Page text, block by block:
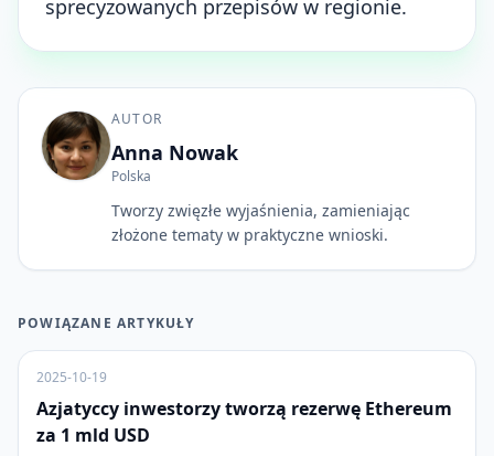
sprecyzowanych przepisów w regionie.
AUTOR
Anna Nowak
Polska
Tworzy zwięzłe wyjaśnienia, zamieniając
złożone tematy w praktyczne wnioski.
POWIĄZANE ARTYKUŁY
2025-10-19
Azjatyccy inwestorzy tworzą rezerwę Ethereum
za 1 mld USD